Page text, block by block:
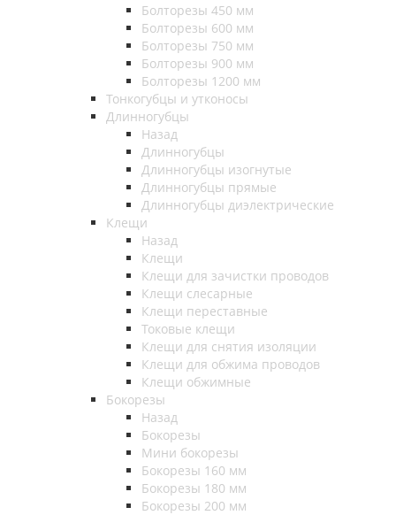
Болторезы 450 мм
Болторезы 600 мм
Болторезы 750 мм
Болторезы 900 мм
Болторезы 1200 мм
Тонкогубцы и утконосы
Длинногубцы
Назад
Длинногубцы
Длинногубцы изогнутые
Длинногубцы прямые
Длинногубцы диэлектрические
Клещи
Назад
Клещи
Клещи для зачистки проводов
Клещи слесарные
Клещи переставные
Токовые клещи
Клещи для снятия изоляции
Клещи для обжима проводов
Клещи обжимные
Бокорезы
Назад
Бокорезы
Мини бокорезы
Бокорезы 160 мм
Бокорезы 180 мм
Бокорезы 200 мм